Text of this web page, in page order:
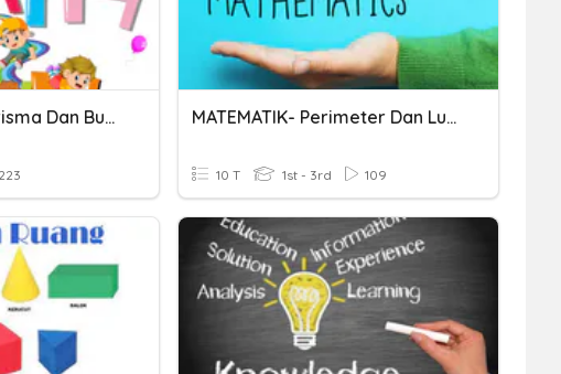
Tahun 3 - Kenal Prisma Dan Bukan Prisma
223
MATEMATIK- Perimeter Dan Luas
10 T 1st - 3rd 109